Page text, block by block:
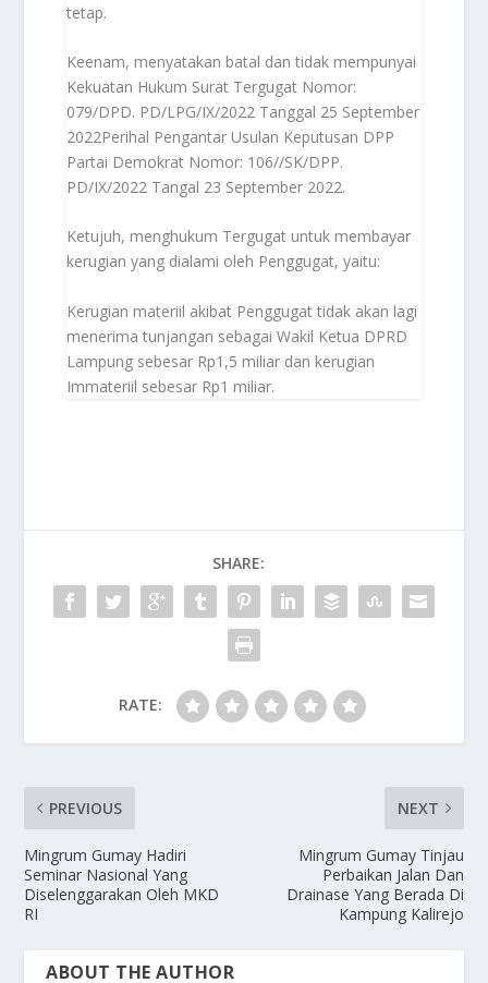
tetap.
Keenam, menyatakan batal dan tidak mempunyai
Kekuatan Hukum Surat Tergugat Nomor:
079/DPD. PD/LPG/IX/2022 Tanggal 25 September
2022Perihal Pengantar Usulan Keputusan DPP
Partai Demokrat Nomor: 106//SK/DPP.
PD/IX/2022 Tangal 23 September 2022.
Ketujuh, menghukum Tergugat untuk membayar
kerugian yang dialami oleh Penggugat, yaitu:
Kerugian materiil akibat Penggugat tidak akan lagi
menerima tunjangan sebagai Wakil Ketua DPRD
Lampung sebesar Rp1,5 miliar dan kerugian
Immateriil sebesar Rp1 miliar.
SHARE:
RATE:
PREVIOUS
Mingrum Gumay Hadiri
Seminar Nasional Yang
Diselenggarakan Oleh MKD
RI
NEXT
Mingrum Gumay Tinjau
Perbaikan Jalan Dan
Drainase Yang Berada Di
Kampung Kalirejo
ABOUT THE AUTHOR